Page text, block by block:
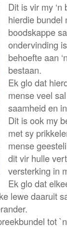
Dit is vir my
hierdie bundel
boodskappe
ondervinding
behoefte aan
bestaan.
Ek glo dat
mense veel
saamheid en
Dit is ook my
met sy
mense
dit vir hulle
versterking in
Ek glo dat
lewe daaruit
tot